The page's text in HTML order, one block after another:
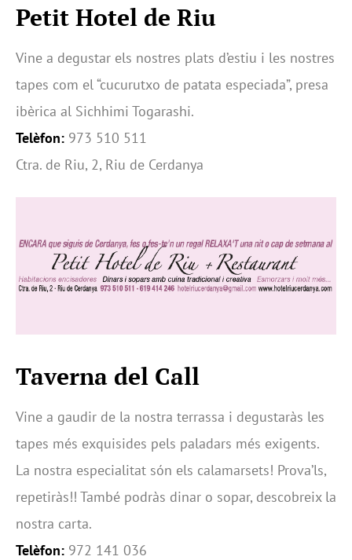
Petit Hotel de Riu
Vine a degustar els nostres plats d’estiu i les nostres
tapes com el “cucurutxo de patata especiada”, presa
ibèrica al Sichhimi Togarashi.
Telèfon: 973 510 511
Ctra. de Riu, 2, Riu de Cerdanya
Taverna del Call
Vine a gaudir de la nostra terrassa i degustaràs les
tapes més exquisides pels paladars més exigents.
La nostra especialitat són els calamarsets! Prova’ls,
repetiràs!! També podràs dinar o sopar, descobreix la
nostra carta.
Telèfon: 972 141 036